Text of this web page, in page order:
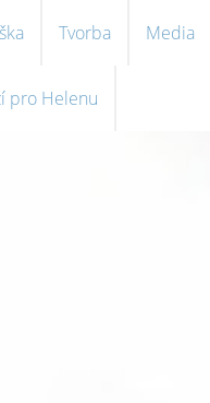
Tvorba Media
pro Helenu